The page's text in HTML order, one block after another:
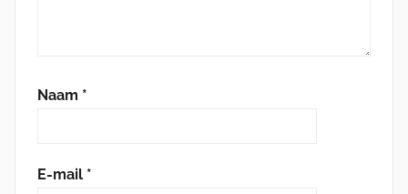
Naam *
E-mail *